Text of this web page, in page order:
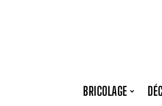
BRICOLAGE